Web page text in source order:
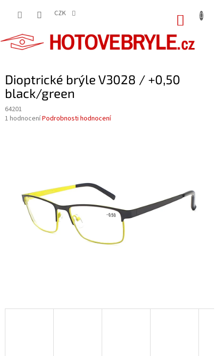
CZK
Dioptrické brýle V3028 / +0,50
black/green
64201
Průměrné
1 hodnoceníPodrobnosti hodnocení